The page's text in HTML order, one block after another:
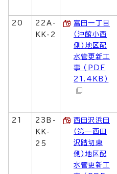
20
22A-
KK-2
富田一丁目
（沖館小西
側）地区配
水管更新工
事 （PDF
21.4KB）
21
23B-
KK-
25
西田沢浜田
（第一西田
沢踏切東
側）地区配
水管更新工